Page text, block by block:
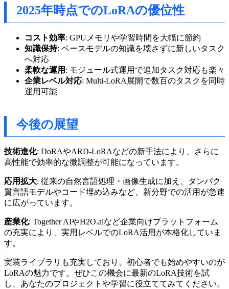
2025年時点でのLoRAの優位性
コスト効率: GPUメモリや学習時間を大幅に節約
知識保持: ベースモデルの知識を壊さずに新しいタスク
へ対応
柔軟な運用 : モジュール式運用で追加タスク対応も楽々
企業レベル対応: Multi-LoRA展開で数百のタスクを同時
運用可能
今後の展望
技術進化: DoRAやARD-LoRAなどの新手法により、さらに
高性能で効率的な微調整が可能になっています。
応用拡大: 従来の自然言語処理・画像生成に加え、タンパク
質言語モデルやコード埋め込みなど、新分野での活用が急速
に広がっています。
産業化: Together AIやH2O.aiなど企業向けプラットフォーム
の充実により、実用レベルでのLoRA活用が本格化していま
す。
実装ライブラリも充実しており、初心者でも始めやすいのが
LoRAの魅力です。ぜひこの機会に最新のLoRA技術を試
し、あなたのプロジェクトや学習に役立ててみてください。